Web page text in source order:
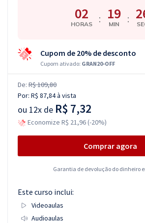
02
HORAS : 19
MIN :
Cupom de 20% de desconto
Cupom ativado: GRAN20-OFF
De: R$ 109,80
Por: R$ 87,84à vista
ou 12x de R$ 7,32
Economize R$ 21,96 (-20%)
Comprar agora
Garantia de devolução do dinheiro
Este curso inclui:
Videoaulas
Audioaulas